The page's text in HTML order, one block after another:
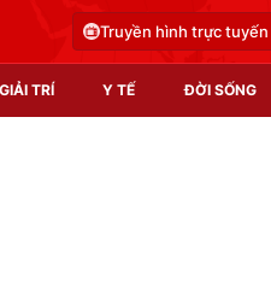
Truyền hình trực tuyến
GIẢI TRÍ Y TẾ ĐỜI SỐNG